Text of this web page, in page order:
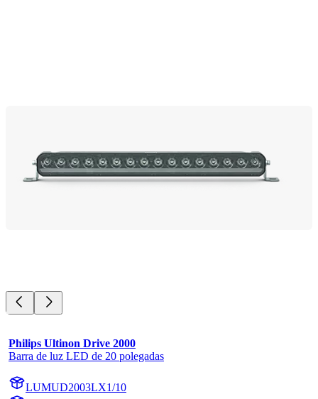
Philips Ultinon Drive 2000
Barra de luz LED de 20 polegadas
LUMUD2003LX1/10